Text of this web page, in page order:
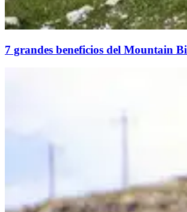
7 grandes beneficios del Mountain